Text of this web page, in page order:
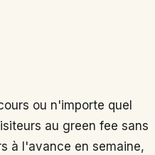
ou n'importe quel
au green fee sans
à l'avance en semaine,